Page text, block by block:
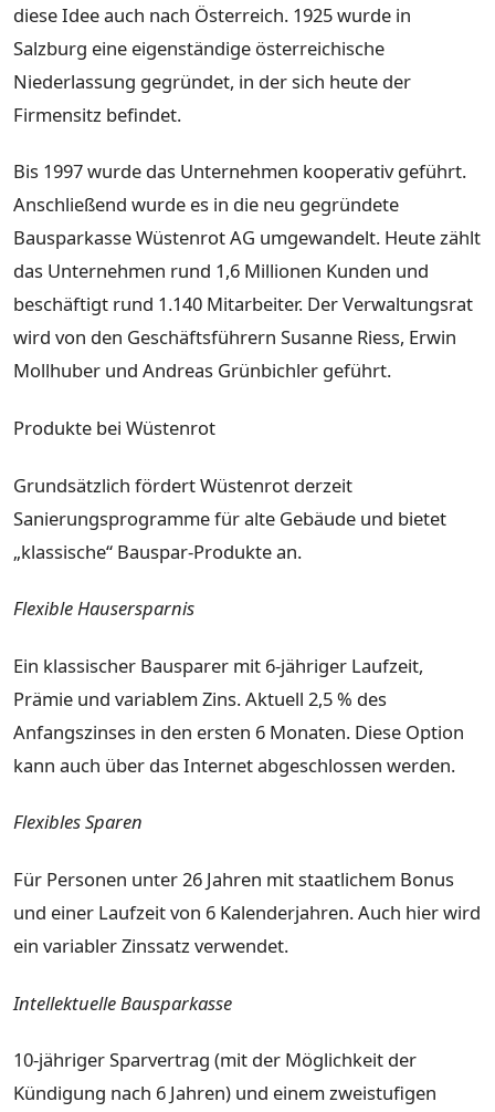
diese Idee auch nach Österreich. 1925 wurde in
Salzburg eine eigenständige österreichische
Niederlassung gegründet, in der sich heute der
Firmensitz befindet.
Bis 1997 wurde das Unternehmen kooperativ geführt.
Anschließend wurde es in die neu gegründete
Bausparkasse Wüstenrot AG umgewandelt. Heute zählt
das Unternehmen rund 1,6 Millionen Kunden und
beschäftigt rund 1.140 Mitarbeiter. Der Verwaltungsrat
wird von den Geschäftsführern Susanne Riess, Erwin
Mollhuber und Andreas Grünbichler geführt.
Produkte bei Wüstenrot
Grundsätzlich fördert Wüstenrot derzeit
Sanierungsprogramme für alte Gebäude und bietet
„klassische“ Bauspar-Produkte an.
Flexible Hausersparnis
Ein klassischer Bausparer mit 6-jähriger Laufzeit,
Prämie und variablem Zins. Aktuell 2,5 % des
Anfangszinses in den ersten 6 Monaten. Diese Option
kann auch über das Internet abgeschlossen werden.
Flexibles Sparen
Für Personen unter 26 Jahren mit staatlichem Bonus
und einer Laufzeit von 6 Kalenderjahren. Auch hier wird
ein variabler Zinssatz verwendet.
Intellektuelle Bausparkasse
10-jähriger Sparvertrag (mit der Möglichkeit der
Kündigung nach 6 Jahren) und einem zweistufigen